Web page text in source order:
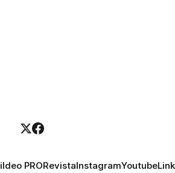
PRORevistaInstagramYoutube